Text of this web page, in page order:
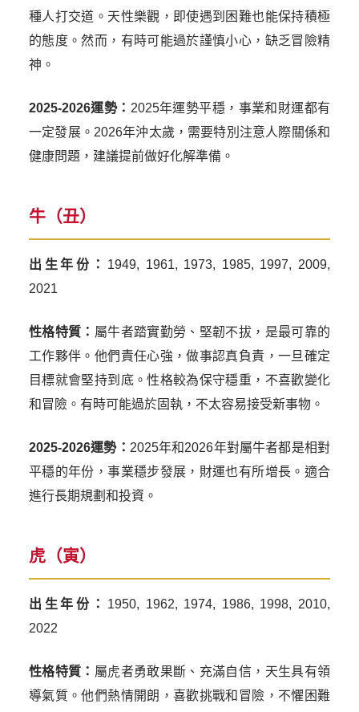
種人打交道。天性樂觀，即使遇到困難也能保持積極
的態度。然而，有時可能過於謹慎小心，缺乏冒險精
神。
2025-2026運勢： 2025年運勢平穩，事業和財運都有
一定發展。2026年沖太歲，需要特別注意人際關係和
健康問題，建議提前做好化解準備。
牛（丑）
出生年份： 1949, 1961, 1973, 1985, 1997, 2009,
2021
性格特質： 屬牛者踏實勤勞、堅韌不拔，是最可靠的
工作夥伴。他們責任心強，做事認真負責，一旦確定
目標就會堅持到底。性格較為保守穩重，不喜歡變化
和冒險。有時可能過於固執，不太容易接受新事物。
2025-2026運勢： 2025年和2026年對屬牛者都是相對
平穩的年份，事業穩步發展，財運也有所增長。適合
進行長期規劃和投資。
虎（寅）
出生年份： 1950, 1962, 1974, 1986, 1998, 2010,
2022
性格特質： 屬虎者勇敢果斷、充滿自信，天生具有領
導氣質。他們熱情開朗，喜歡挑戰和冒險，不懼困難